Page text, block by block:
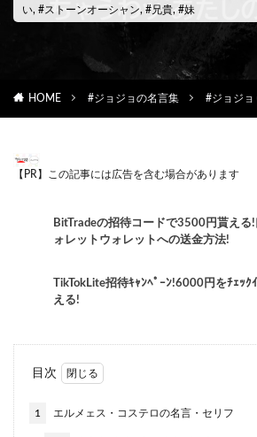
い, #ストーンオーシャン, #兄貴, #妹
HOME #ジョジョの名言集 #ジョジョ
【PR】この記事には広告を含む場合があります
BitTradeの招待コードで3500円貰える
ォレットウォレットへの送金方法!
TikTokLite招待ｷｬﾝﾍﾟｰﾝ!6000円をﾁｪｯ
える!
目次
1 エルメェス・コステロの名言・セリフ